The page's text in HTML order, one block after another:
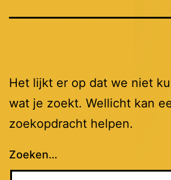
Het lijkt er op dat we niet
wat je zoekt. Wellicht kan
zoekopdracht helpen.
Zoeken…